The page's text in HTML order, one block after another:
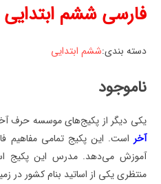
فارسی ششم
دسته بندی:ششم ابتدایی
ناموجود
یکی دیگر از پکیج‌های موسسه حرف
آخر است. این پکیج تمامی مفاهیم
آموزش می‌دهد. مدرس این پکیج
منتظری یکی از اساتید بنام کشور در